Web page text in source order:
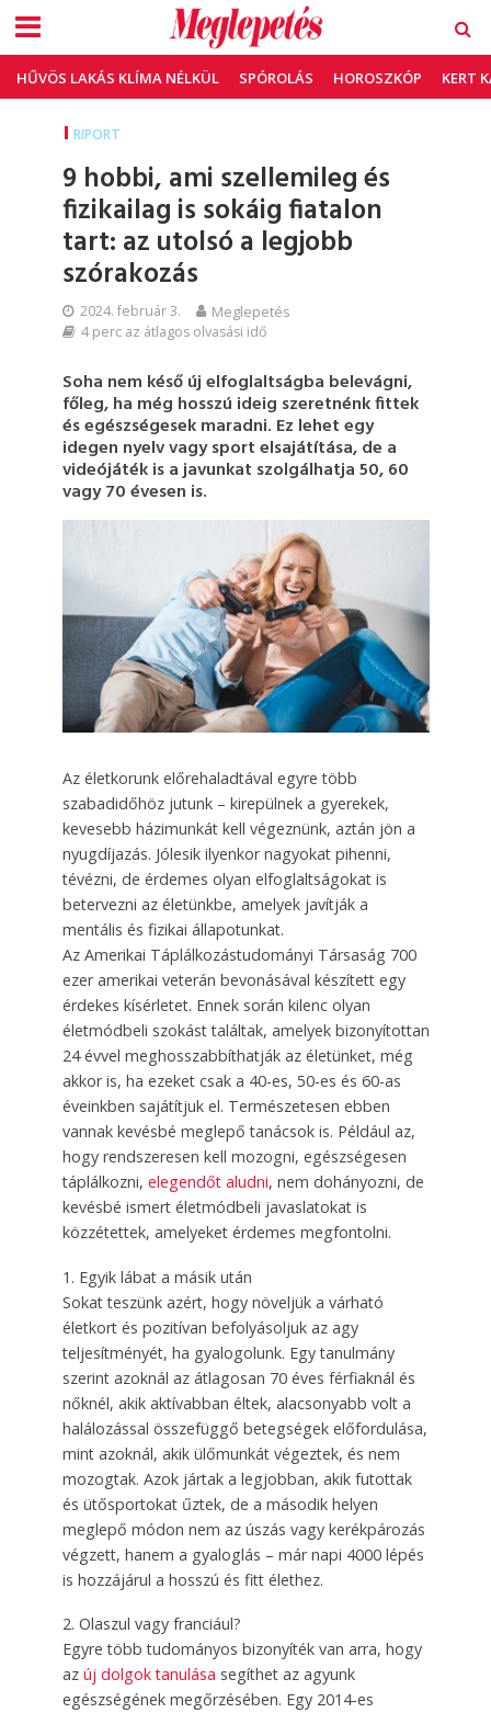
HŰVÖS LAKÁS KLÍMA NÉLKÜL SPÓROLÁS HOROSZKÓP KERT
RIPORT
9 hobbi, ami szellemileg és
fizikailag is sokáig fiatalon
tart: az utolsó a legjobb
szórakozás
2024. február 3. Meglepetés
4 perc az átlagos olvasási idő
Soha nem késő új elfoglaltságba belevágni,
főleg, ha még hosszú ideig szeretnénk fittek
és egészségesek maradni. Ez lehet egy
idegen nyelv vagy sport elsajátítása, de a
videójáték is a javunkat szolgálhatja 50, 60
vagy 70 évesen is.
Az életkorunk előrehaladtával egyre több
szabadidőhöz jutunk – kirepülnek a gyerekek,
kevesebb házimunkát kell végeznünk, aztán jön a
nyugdíjazás. Jólesik ilyenkor nagyokat pihenni,
tévézni, de érdemes olyan elfoglaltságokat is
betervezni az életünkbe, amelyek javítják a
mentális és fizikai állapotunkat.
Az Amerikai Táplálkozástudományi Társaság 700
ezer amerikai veterán bevonásával készített egy
érdekes kísérletet. Ennek során kilenc olyan
életmódbeli szokást találtak, amelyek bizonyítottan
24 évvel meghosszabbíthatják az életünket, még
akkor is, ha ezeket csak a 40-es, 50-es és 60-as
éveinkben sajátítjuk el. Természetesen ebben
vannak kevésbé meglepő tanácsok is. Például az,
hogy rendszeresen kell mozogni, egészségesen
táplálkozni, elegendőt aludni, nem dohányozni, de
kevésbé ismert életmódbeli javaslatokat is
közzétettek, amelyeket érdemes megfontolni.
1. Egyik lábat a másik után
Sokat teszünk azért, hogy növeljük a várható
életkort és pozitívan befolyásoljuk az agy
teljesítményét, ha gyalogolunk. Egy tanulmány
szerint azoknál az átlagosan 70 éves férfiaknál és
nőknél, akik aktívabban éltek, alacsonyabb volt a
halálozással összefüggő betegségek előfordulása,
mint azoknál, akik ülőmunkát végeztek, és nem
mozogtak. Azok jártak a legjobban, akik futottak
és ütősportokat űztek, de a második helyen
meglepő módon nem az úszás vagy kerékpározás
végzett, hanem a gyaloglás – már napi 4000 lépés
is hozzájárul a hosszú és fitt élethez.
2. Olaszul vagy franciául?
Egyre több tudományos bizonyíték van arra, hogy
az új dolgok tanulása segíthet az agyunk
egészségének megőrzésében. Egy 2014-es